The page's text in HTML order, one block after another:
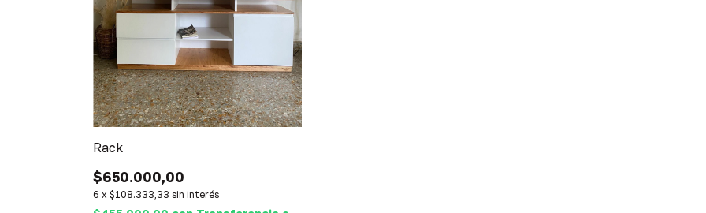
Rack
$650.000,00
6 x $108.333,33 sin interés